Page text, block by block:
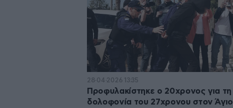
28·04·2026 13:35
Προφυλακίστηκε ο 20χρονος για τη
δολοφονία του 27χρονου στον Άγιο